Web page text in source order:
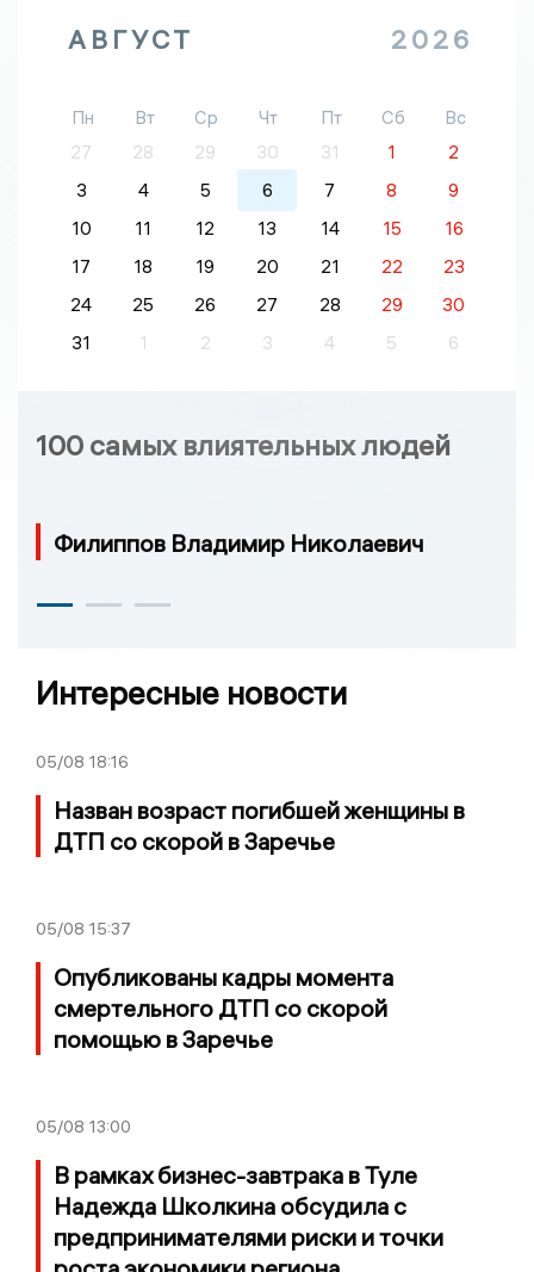
АВГУСТ 2026
Пн Вт Ср Чт Пт Сб
Вс
27
28 29 30 31 1
2
3
4 5 6 7 8
9
10
11 12 13 14 15
16
17
18 19 20 21 22
23
24
25 26 27 28 29
30
31
1 2 3 4 5 6
100 самых влиятельных людей
Филиппов Владимир Николаевич
Интересные новости
05/08 18:16
Назван возраст погибшей женщины в
ДТП со скорой в Заречье
05/08 15:37
Опубликованы кадры момента
смертельного ДТП со скорой
помощью в Заречье
05/08 13:00
В рамках бизнес-завтрака в Туле
Надежда Школкина обсудила с
предпринимателями риски и точки